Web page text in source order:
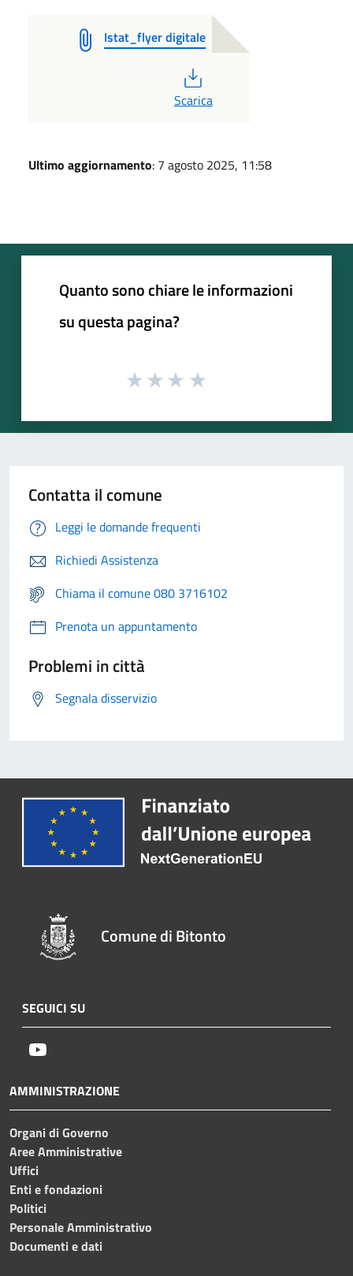
Istat_flyer digitale
Scarica
Ultimo aggiornamento: 7 agosto 2025, 11:58
Quanto sono chiare le informazioni
su questa pagina?
Contatta il comune
Leggi le domande frequenti
Richiedi Assistenza
Chiama il comune 080 3716102
Prenota un appuntamento
Problemi in città
Segnala disservizio
Comune di Bitonto
SEGUICI SU
AMMINISTRAZIONE
Organi di Governo
Aree Amministrative
Uffici
Enti e fondazioni
Politici
Personale Amministrativo
Documenti e dati